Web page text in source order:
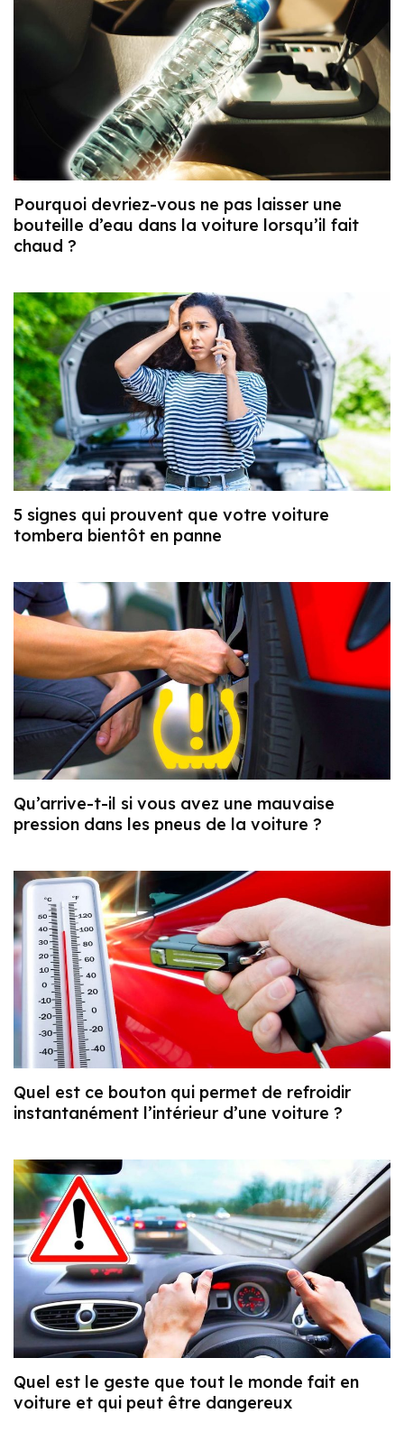
Pourquoi devriez-vous ne pas laisser une
bouteille d’eau dans la voiture lorsqu’il fait
chaud ?
5 signes qui prouvent que votre voiture
tombera bientôt en panne
Qu’arrive-t-il si vous avez une mauvaise
pression dans les pneus de la voiture ?
Quel est ce bouton qui permet de refroidir
instantanément l’intérieur d’une voiture ?
Quel est le geste que tout le monde fait en
voiture et qui peut être dangereux